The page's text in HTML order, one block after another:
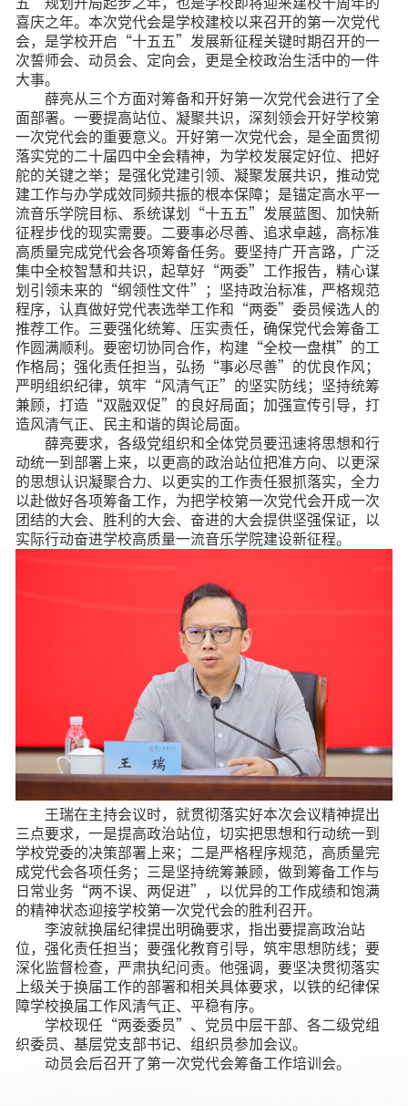
喜庆之年。本次党代会是学校建校以来召开的第一次党代
会，是学校开启“十五五”发展新征程关键时期召开的一
次誓师会、动员会、定向会，更是全校政治生活中的一件
大事。
薛亮从三个方面对筹备和开好第一次党代会进行了全
面部署。一要提高站位、凝聚共识，深刻领会开好学校第
一次党代会的重要意义。开好第一次党代会，是全面贯彻
落实党的二十届四中全会精神，为学校发展定好位、把好
舵的关键之举；是强化党建引领、凝聚发展共识，推动党
建工作与办学成效同频共振的根本保障；是锚定高水平一
流音乐学院目标、系统谋划“十五五”发展蓝图、加快新
征程步伐的现实需要。二要事必尽善、追求卓越，高标准
高质量完成党代会各项筹备任务。要坚持广开言路，广泛
集中全校智慧和共识，起草好“两委”工作报告，精心谋
划引领未来的“纲领性文件”；坚持政治标准，严格规范
程序，认真做好党代表选举工作和“两委”委员候选人的
推荐工作。三要强化统筹、压实责任，确保党代会筹备工
作圆满顺利。要密切协同合作，构建“全校一盘棋”的工
作格局；强化责任担当，弘扬“事必尽善”的优良作风；
严明组织纪律，筑牢“风清气正”的坚实防线；坚持统筹
兼顾，打造“双融双促”的良好局面；加强宣传引导，打
造风清气正、民主和谐的舆论局面。
薛亮要求，各级党组织和全体党员要迅速将思想和行
动统一到部署上来，以更高的政治站位把准方向、以更深
的思想认识凝聚合力、以更实的工作责任狠抓落实，全力
以赴做好各项筹备工作，为把学校第一次党代会开成一次
团结的大会、胜利的大会、奋进的大会提供坚强保证，以
实际行动奋进学校高质量一流音乐学院建设新征程。
王瑞在主持会议时，就贯彻落实好本次会议精神提出
三点要求，一是提高政治站位，切实把思想和行动统一到
学校党委的决策部署上来；二是严格程序规范，高质量完
成党代会各项任务；三是坚持统筹兼顾，做到筹备工作与
日常业务“两不误、两促进”，以优异的工作成绩和饱满
的精神状态迎接学校第一次党代会的胜利召开。
李波就换届纪律提出明确要求，指出要提高政治站
位，强化责任担当；要强化教育引导，筑牢思想防线；要
深化监督检查，严肃执纪问责。他强调，要坚决贯彻落实
上级关于换届工作的部署和相关具体要求，以铁的纪律保
障学校换届工作风清气正、平稳有序。
学校现任“两委委员”、党员中层干部、各二级党组
织委员、基层党支部书记、组织员参加会议。
动员会后召开了第一次党代会筹备工作培训会。